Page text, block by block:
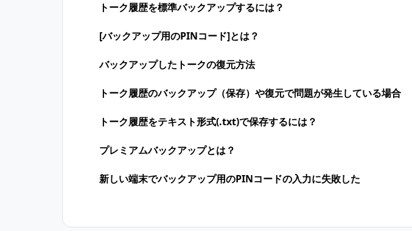
トーク履歴を​標準バックアップする​には？
[バックアップ用のPINコード]とは？
バックアップしたトークの復元方法
トーク履歴のバックアップ（保存）や復元で問題が発生している場合
トーク履歴をテキスト形式(.txt)で保存するには？
プレミアムバックアップとは？
新しい端末でバックアップ用のPINコードの入力に失敗した